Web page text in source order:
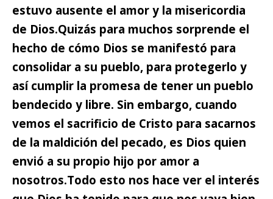
estuvo ausente el amor y la misericordia
de Dios.Quizás para muchos sorprende el
hecho de cómo Dios se manifestó para
consolidar a su pueblo, para protegerlo y
así cumplir la promesa de tener un pueblo
bendecido y libre. Sin embargo, cuando
vemos el sacrificio de Cristo para sacarnos
de la maldición del pecado, es Dios quien
envió a su propio hijo por amor a
nosotros.Todo esto nos hace ver el interés